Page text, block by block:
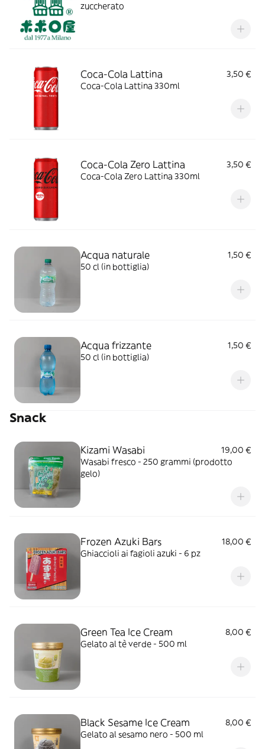
zuccherato
Coca-Cola Lattina
3,50 €
Coca-Cola Lattina 330ml
Coca-Cola Zero Lattina
3,50 €
Coca-Cola Zero Lattina 330ml
Acqua naturale
1,50 €
50 cl (in bottiglia)
Acqua frizzante
1,50 €
50 cl (in bottiglia)
Snack
Kizami Wasabi
19,00 €
Wasabi fresco - 250 grammi (prodotto
gelo)
Frozen Azuki Bars
18,00 €
Ghiaccioli ai fagioli azuki - 6 pz
Green Tea Ice Cream
8,00 €
Gelato al tè verde - 500 ml
Black Sesame Ice Cream
8,00 €
Gelato al sesamo nero - 500 ml